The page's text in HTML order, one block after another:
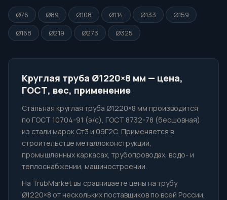
Ø76 Ø89 Ø108 Ø114 Ø133
Ø159
Ø168
Ø219 Ø273 Ø325
Круглая труба Ø1220×8 мм — цена,
ГОСТ, вес, применение
Стальная круглая труба Ø1220×8 мм производится
по ГОСТ 10704-91 (э/с), ГОСТ 8732-78 (бесшовная)
из стали марок Ст3 и 09Г2С. Применяется в
строительстве металлоконструкций,
промышленных каркасах, трубопроводах, водо- и
теплоснабжении, машиностроении.
На TrubMarket вы сравниваете цены на трубу
Ø1220×8 от нескольких поставщиков по всей России,